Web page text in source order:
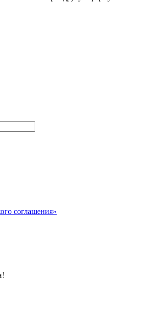
соглашения»